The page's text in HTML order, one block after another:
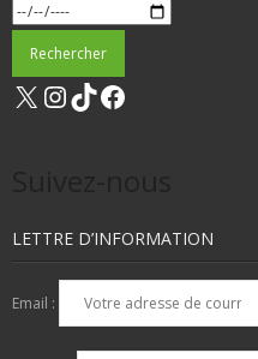
X Instagram
TikTok
LETTRE D’INFORMATION
Email :